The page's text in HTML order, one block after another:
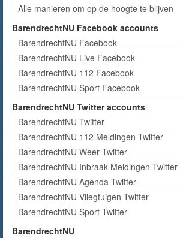
Alle manieren om op de hoogte te blijven
BarendrechtNU Facebook accounts
BarendrechtNU Facebook
BarendrechtNU Live Facebook
BarendrechtNU 112 Facebook
BarendrechtNU Sport Facebook
BarendrechtNU Twitter accounts
BarendrechtNU Twitter
BarendrechtNU 112 Meldingen Twitter
BarendrechtNU Weer Twitter
BarendrechtNU Inbraak Meldingen Twitter
BarendrechtNU Agenda Twitter
BarendrechtNU Vliegtuigen Twitter
BarendrechtNU Sport Twitter
BarendrechtNU